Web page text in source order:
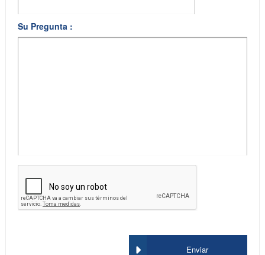
Su Pregunta :
Enviar